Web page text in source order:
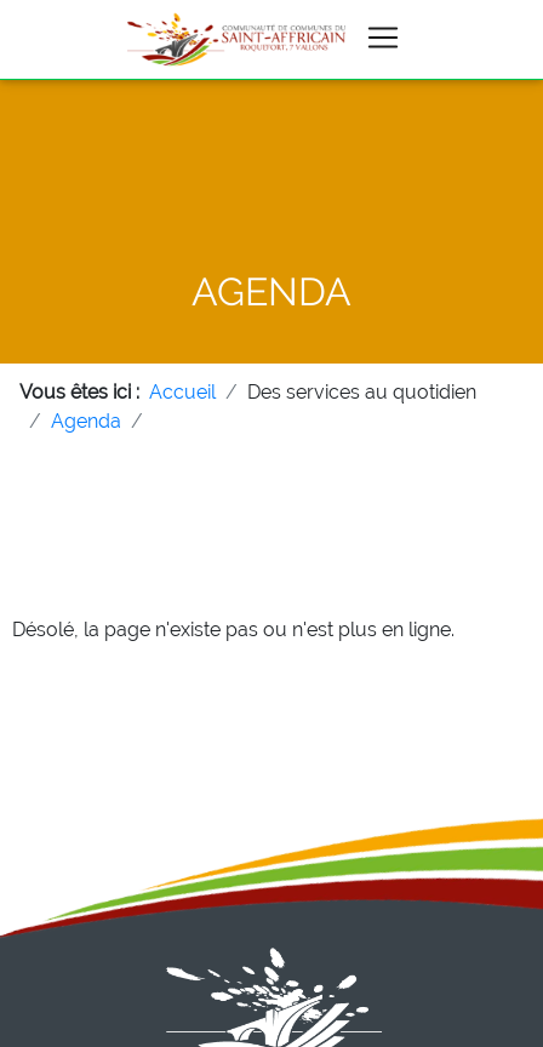
AGENDA
Vous êtes ici : Accueil
Des services au quotidien
Agenda
Désolé, la page n'existe pas ou n'est plus en ligne.